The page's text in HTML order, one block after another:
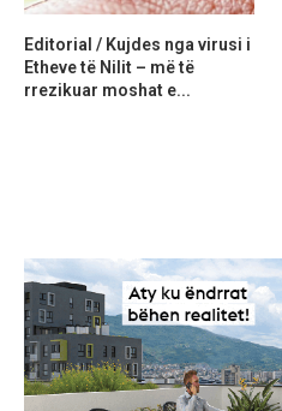
Editorial / Kujdes nga virusi i
Etheve të Nilit – më të
rrezikuar moshat e...